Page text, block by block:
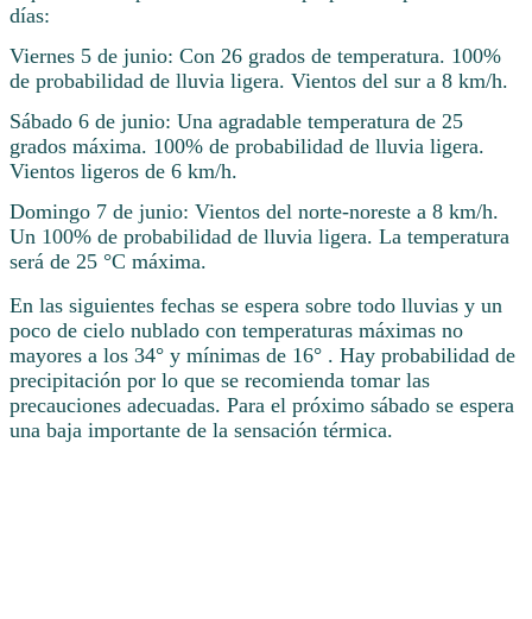
días:
Viernes 5 de junio: Con 26 grados de temperatura. 100%
de probabilidad de lluvia ligera. Vientos del sur a 8 km/h.
Sábado 6 de junio: Una agradable temperatura de 25
grados máxima. 100% de probabilidad de lluvia ligera.
Vientos ligeros de 6 km/h.
Domingo 7 de junio: Vientos del norte-noreste a 8 km/h.
Un 100% de probabilidad de lluvia ligera. La temperatura
será de 25 °C máxima.
En las siguientes fechas se espera sobre todo lluvias y un
poco de cielo nublado con temperaturas máximas no
mayores a los 34° y mínimas de 16° . Hay probabilidad de
precipitación por lo que se recomienda tomar las
precauciones adecuadas. Para el próximo sábado se espera
una baja importante de la sensación térmica.